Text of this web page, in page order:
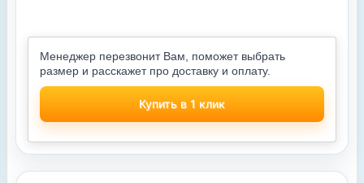
Менеджер перезвонит Вам, поможет выбрать
размер и расскажет про доставку и оплату.
Купить в 1 клик